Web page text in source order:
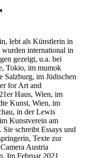
lebt als Künstlerin in
international in
gezeigt, u.a. bei
Tokio, im mumok
Salzburg, im Jüdischen
for Art and
Haus, Wien, im
Kunst, Wien, im
in der Lewis
Kunstverein am
schreibt Essays und
Texte zur
Austria
Im Februar 2021